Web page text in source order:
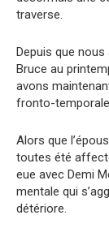
traverse.
Depuis que nous
Bruce au
avons
fronto-
Alors que
toutes été
eue avec Demi
mentale qui
détériore.